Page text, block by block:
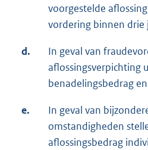
voorgestelde
vordering binnen drie
d.
In geval van
aflossingsverpichting
benadelingsbedrag
e.
In geval van
omstandigheden
aflossingsbedrag